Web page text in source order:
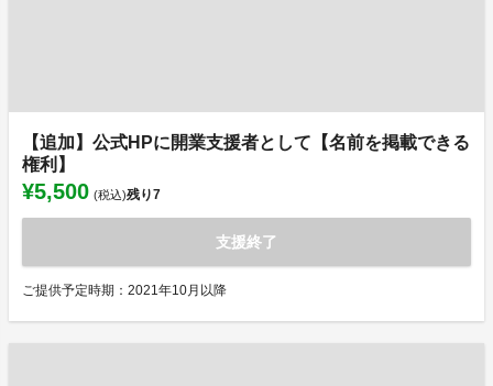
【追加】公式HPに開業支援者として【名前を掲載できる
権利】
¥5,500 (税込)残り7
支援終了
ご提供予定時期：2021年10月以降